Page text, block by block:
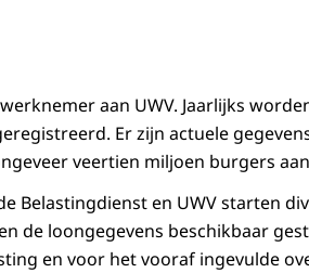
aan UWV. Jaarlijks
Er zijn actuele
veertien miljoen burgers
Belastingdienst en UWV starten
de loongegevens beschikbaar
en voor het vooraf ingevulde